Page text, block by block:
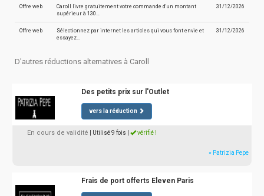
Offre web
Caroll livre gratuitement votre commande d'un montant
supérieur à 130…
31/12/2026
Offre web
Sélectionnez par internet les articles qui vous font envie et
essayez…
31/12/2026
D'autres réductions alternatives à Caroll
Des petits prix sur l'Outlet
vers la réduction
En cours de validité | Utilisé 9 fois vérifié !
» Patrizia Pepe
Frais de port offerts Eleven Paris